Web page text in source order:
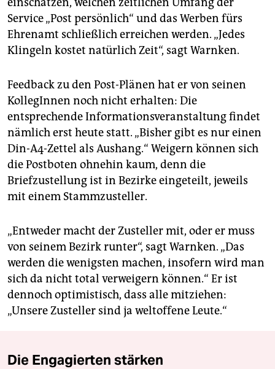
Service „Post persönlich“ und das Werben fürs
Ehrenamt schließlich erreichen werden. „Jedes
Klingeln kostet natürlich Zeit“, sagt Warnken.
Feedback zu den Post-Plänen hat er von seinen
KollegInnen noch nicht erhalten: Die
entsprechende Informationsveranstaltung findet
nämlich erst heute statt. „Bisher gibt es nur einen
Din-A4-Zettel als Aushang.“ Weigern können sich
die Postboten ohnehin kaum, denn die
Briefzustellung ist in Bezirke eingeteilt, jeweils
mit einem Stammzusteller.
„Entweder macht der Zusteller mit, oder er muss
von seinem Bezirk runter“, sagt Warnken. „Das
werden die wenigsten machen, insofern wird man
sich da nicht total verweigern können.“ Er ist
dennoch optimistisch, dass alle mitziehen:
„Unsere Zusteller sind ja weltoffene Leute.“
Die Engagierten stärken